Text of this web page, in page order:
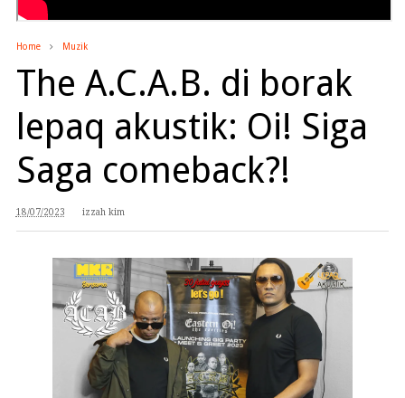
Home Muzik
The A.C.A.B. di borak
lepaq akustik: Oi! Siga
Saga comeback?!
18/07/2023 izzah kim